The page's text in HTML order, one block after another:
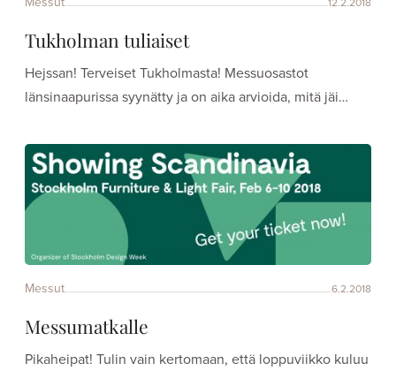
Tukholman tuliaiset
Hejssan! Terveiset Tukholmasta! Messuosastot
länsinaapurissa syynätty ja on aika arvioida, mitä jäi…
Messut 6.2.2018
Messumatkalle
Pikaheipat! Tulin vain kertomaan, että loppuviikko kuluu